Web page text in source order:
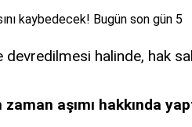
devredilmesi halinde, hak
aşımı hakkında